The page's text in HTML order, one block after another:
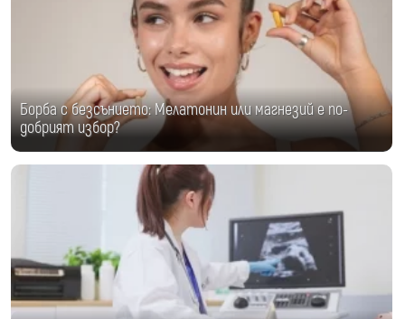
Борба с безсънието: Мелатонин или магнезий е по-
добрият избор?